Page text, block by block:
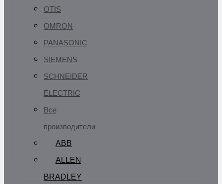
OTIS
OMRON
PANASONIC
SIEMENS
SCHNEIDER
ELECTRIC
Все
производители
ABB
ALLEN
BRADLEY